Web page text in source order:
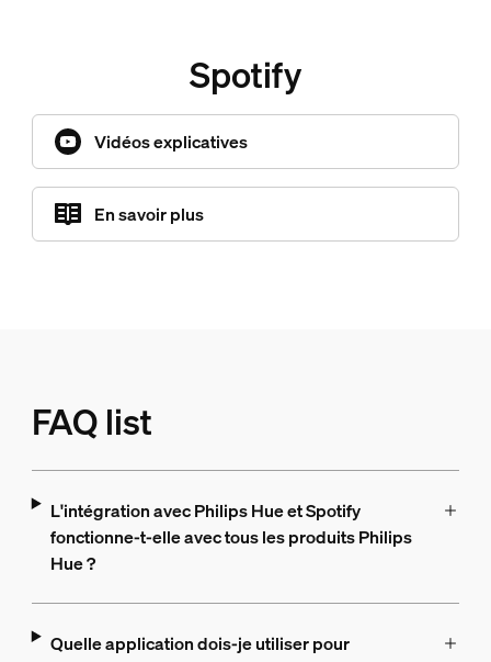
Spotify
Vidéos explicatives
En savoir plus
FAQ list
L'intégration avec Philips Hue et Spotify
fonctionne-t-elle avec tous les produits Philips
Hue ?
Quelle application dois-je utiliser pour